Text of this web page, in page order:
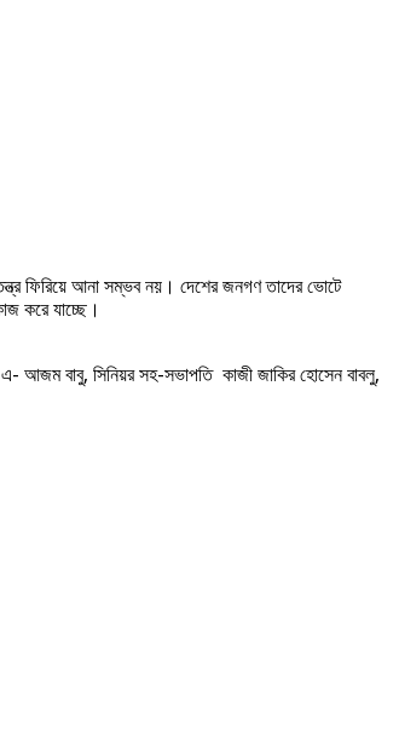
ফিরিয়ে আনা সম্ভব নয়। দেশের জনগণ তাদের ভােটে
করে যাচ্ছে।
এ- আজম বাবু, সিনিয়র সহ-সভাপতি কাজী জাকির হোসেন বাবলু,